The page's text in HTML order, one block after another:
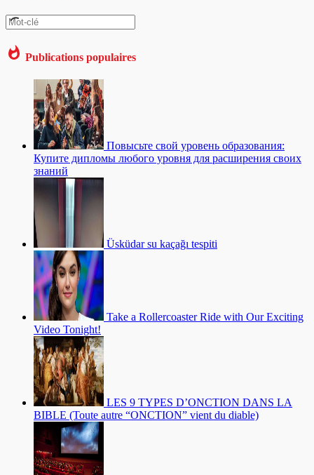
Publications populaires
Повысьте свой уровень образования:
Купите дипломы любого уровня для расширения своих
знаний
Üsküdar su kaçağı tespiti
Take a Rollercoaster Ride with Our Exciting
Video Tonight!
LES 9 TYPES D’ONCTION DANS LA
BIBLE (Toute autre “ONCTION” vient du diable)